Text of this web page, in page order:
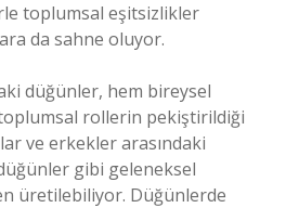
toplumsal eşitsizlikler
da sahne oluyor.
düğünler, hem bireysel
rollerin pekiştirildiği
ve erkekler arasındaki
gibi geleneksel
üretilebiliyor. Düğünlerde